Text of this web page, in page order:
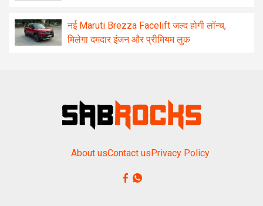
नई Maruti Brezza Facelift जल्द होगी लॉन्च,
मिलेगा दमदार इंजन और प्रीमियम लुक
About usContact usPrivacy Policy